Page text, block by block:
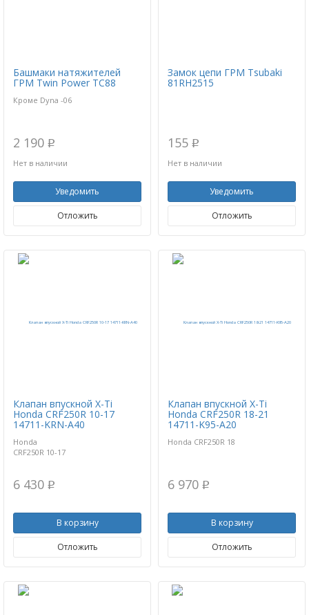
Башмаки натяжителей
ГРМ Twin Power TC88
Кроме Dyna -06
2 190 p
Нет в наличии
Уведомить
Отложить
Замок цепи ГРМ Tsubaki
81RH2515
155 p
Нет в наличии
Уведомить
Отложить
Клапан впускной X-Ti
Honda CRF250R 10-17
14711-KRN-A40
Honda
CRF250R 10-17
6 430 p
В корзину
Отложить
Клапан впускной X-Ti
Honda CRF250R 18-21
14711-K95-A20
Honda CRF250R 18
6 970 p
В корзину
Отложить